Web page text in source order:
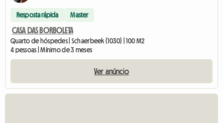
Resposta rápida Master
CASA DAS BORBOLETA
Quarto de hóspedes | Schaerbeek (1030) | 100 M2
4 pessoas | Mínimo de 3 meses
Ver anúncio